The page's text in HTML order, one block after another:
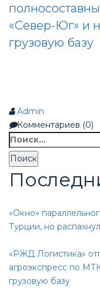
«Север-Юг» и
грузовую базу
Admin
Комментариев (0)
Найти:
«Окно»
Турции, но
«РЖД Логистика»
агроэкспресс по
грузовую базу